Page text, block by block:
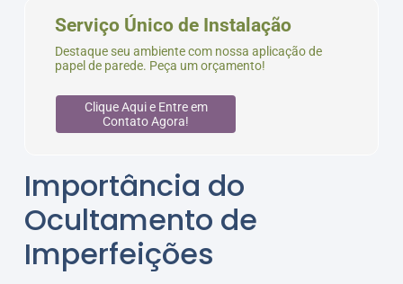
Serviço Único de Instalação
Destaque seu ambiente com nossa aplicação de
papel de parede. Peça um orçamento!
Clique Aqui e Entre em
Contato Agora!
Importância do
Ocultamento de
Imperfeições